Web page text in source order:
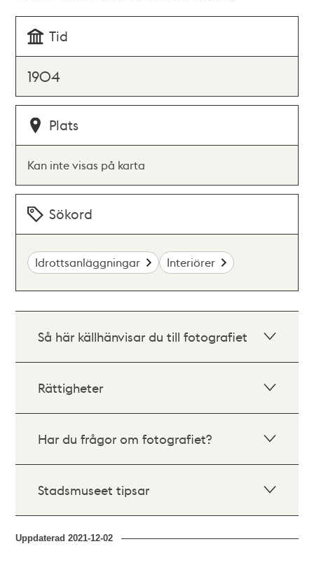
Tid
1904
Plats
Kan inte visas på karta
Sökord
Idrottsanläggningar Interiörer
Så här källhänvisar du till fotografiet
Rättigheter
Har du frågor om fotografiet?
Stadsmuseet tipsar
Uppdaterad2021-12-02